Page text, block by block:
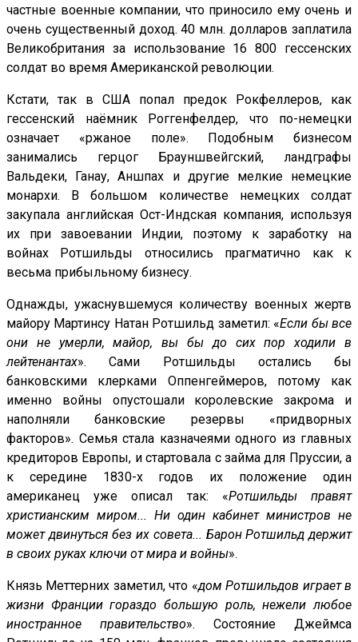
частные военные компании, что приносило ему очень и
очень существенный доход. 40 млн. долларов заплатила
Великобритания за использование 16 800 гессенских
солдат во время Американской революции.
Кстати, так в США попал предок Рокфеллеров, как
гессенский наёмник Роггенфелдер, что по-немецки
означает «ржаное поле». Подобным бизнесом
занимались герцог Брауншвейгский, ландграфы
Вальдеки, Ганау, Аншпах и другие мелкие немецкие
монархи. В большом количестве немецких солдат
закупала английская Ост-Индская компания, используя
их при завоевании Индии, поэтому к заработку на
войнах Ротшильды относились прагматично как к
весьма прибыльному бизнесу.
Однажды, ужаснувшемуся количеству военных жертв
майору Мартинсу Натан Ротшильд заметил: «Если бы все
они не умерли, майор, вы бы до сих пор ходили в
лейтенантах». Сами Ротшильды остались бы
банковскими клерками Оппенгеймеров, потому как
именно войны опустошали королевские закрома и
наполняли банковские резервы «придворных
факторов». Семья стала казначеями одного из главных
кредиторов Европы, и стартовала с займа для Пруссии, а
к середине 1830-х годов их положение один
американец уже описал так: «Ротшильды правят
христианским миром... Ни один кабинет министров не
может двинуться без их совета... Барон Ротшильд держит
в своих руках ключи от мира и войны».
Князь Меттерних заметил, что «дом Ротшильдов играет в
жизни Франции гораздо большую роль, нежели любое
иностранное правительство». Состояние Джеймса